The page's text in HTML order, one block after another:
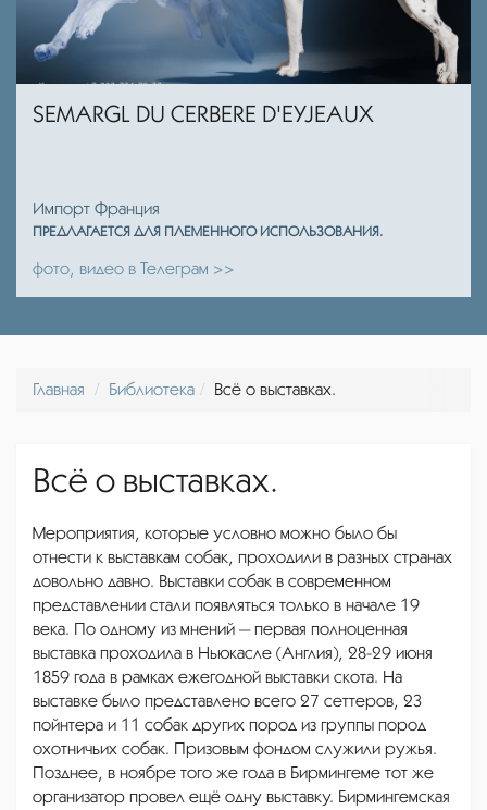
SEMARGL DU CERBERE D'EYJEAUX
Импорт Франция
ПРЕДЛАГАЕТСЯ ДЛЯ ПЛЕМЕННОГО ИСПОЛЬЗОВАНИЯ.
фото, видео в Телеграм >>
Главная Библиотека Всё о выставках.
Всё о выставках.
Мероприятия, которые условно можно было бы
отнести к выставкам собак, проходили в разных странах
довольно давно. Выставки собак в современном
представлении стали появляться только в начале 19
века. По одному из мнений — первая полноценная
выставка проходила в Ньюкасле (Англия), 28-29 июня
1859 года в рамках ежегодной выставки скота. На
выставке было представлено всего 27 сеттеров, 23
пойнтера и 11 собак других пород из группы пород
охотничьих собак. Призовым фондом служили ружья.
Позднее, в ноябре того же года в Бирмингеме тот же
организатор провел ещё одну выставку. Бирмингемская